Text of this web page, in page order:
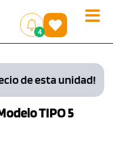
Toggle
4
()
de esta unidad!
TIPO 5